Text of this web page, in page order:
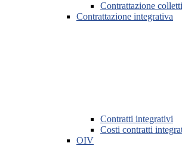
Contrattazione
Contrattazione integrativa
Contratti integrativi
Costi contratti
OIV